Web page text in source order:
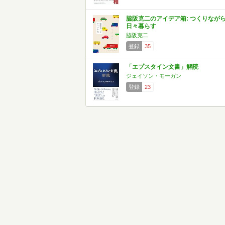
脇阪克二のアイデア箱: つくりなが
日々暮らす
脇阪克二
登録
35
「エプスタイン文書」解読
ジェイソン・モーガン
登録
23